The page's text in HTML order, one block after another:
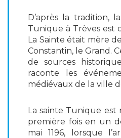
D’après la tradition,
Tunique à Trèves est
La Sainte était mère
Constantin, le Grand.
de sources
raconte les
médiévaux de la ville
La sainte Tunique
première fois en un
mai 1196, lorsque